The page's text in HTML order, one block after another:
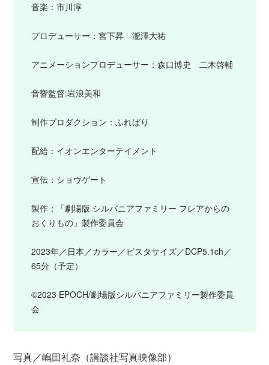
音楽：市川淳
プロデューサー：宮下昇 瀧澤大祐
アニメーションプロデューサー：森口博史 二木啓輔
音響監督:岩浪美和
制作プロダクション：ふればり
配給：イオンエンターテイメント
宣伝：ショウゲート
製作：「劇場版 シルバニアファミリー フレアからの
おくりもの」製作委員会
2023年／日本／カラー／ビスタサイズ／DCP5.1ch／
65分（予定）
©2023 EPOCH/劇場版シルバニアファミリー製作委員
会
写真／嶋田礼奈（講談社写真映像部）